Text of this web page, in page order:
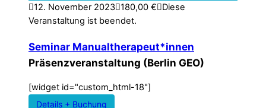
12. November 2023 180,00 €
Diese
Veranstaltung ist beendet.
Seminar Manualtherapeut*innen
Präsenzveranstaltung (Berlin GEO)
[widget id="custom_html-18"]
Details + Buchung